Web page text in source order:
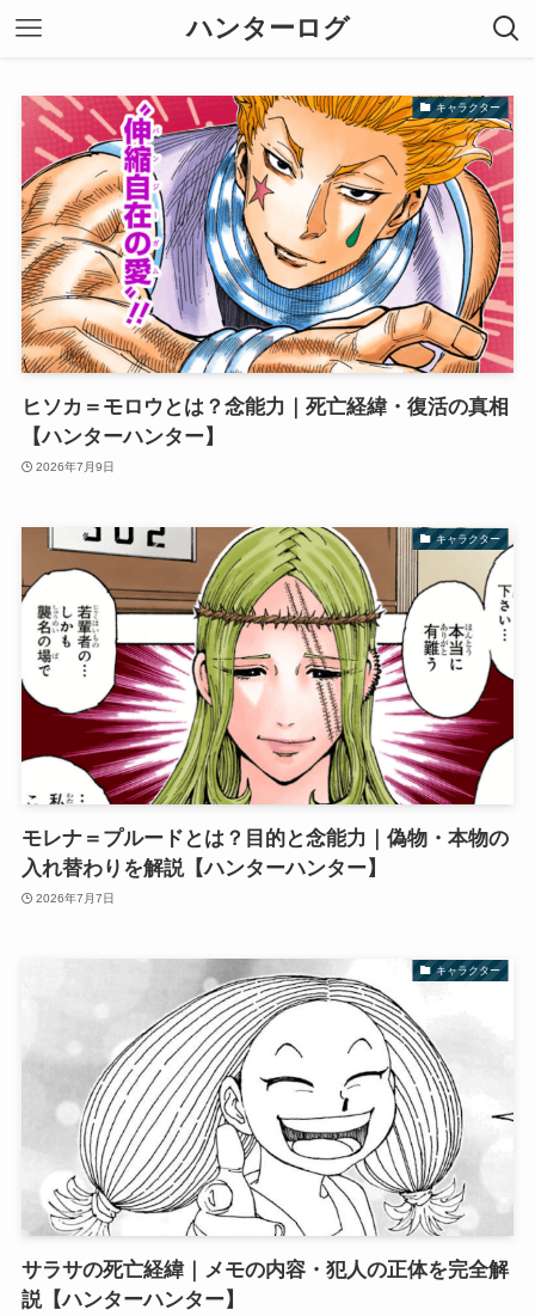
ハンターログ
キャラクター
ヒソカ＝モロウとは？念能力｜死亡経緯・復活の真相
【ハンターハンター】
2026年7月9日
キャラクター
モレナ＝プルードとは？目的と念能力｜偽物・本物の
入れ替わりを解説【ハンターハンター】
2026年7月7日
キャラクター
サラサの死亡経緯｜メモの内容・犯人の正体を完全解
説【ハンターハンター】